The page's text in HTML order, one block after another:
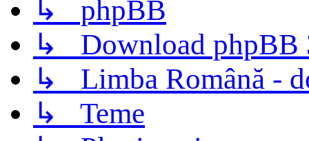
↳ phpBB
↳ Download phpBB
↳ Limba Română -
↳ Teme